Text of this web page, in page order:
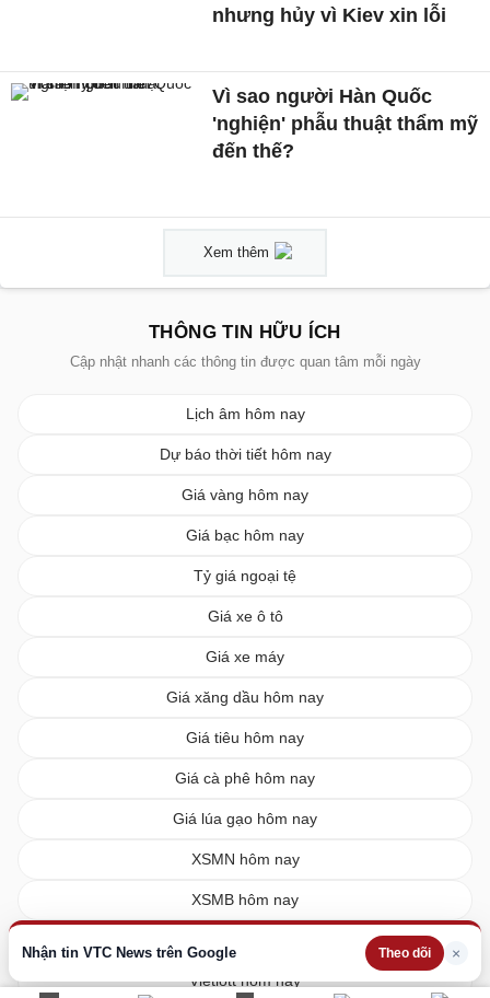
Nhận tin VTC News trên Google Theo dõi ×
nhưng hủy vì Kiev xin lỗi
Vì sao người Hàn Quốc
'nghiện' phẫu thuật thẩm mỹ
đến thế?
Xem thêm
THÔNG TIN HỮU ÍCH
Cập nhật nhanh các thông tin được quan tâm mỗi ngày
Lịch âm hôm nay
Dự báo thời tiết hôm nay
Giá vàng hôm nay
Giá bạc hôm nay
Tỷ giá ngoại tệ
Giá xe ô tô
Giá xe máy
Giá xăng dầu hôm nay
Giá tiêu hôm nay
Giá cà phê hôm nay
Giá lúa gạo hôm nay
XSMN hôm nay
XSMB hôm nay
Vietlott hôm nay